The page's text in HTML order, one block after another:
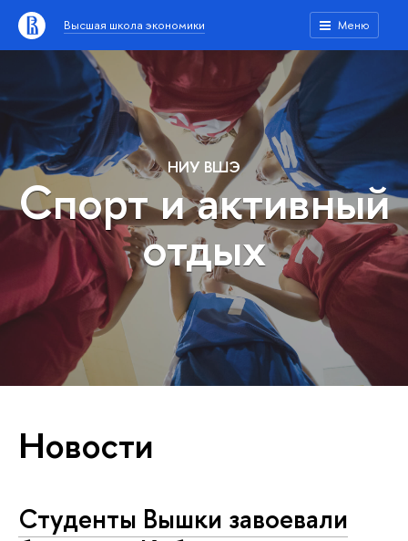
Высшая школа экономики Меню
НИУ ВШЭ
Спорт и активный
отдых
Новости
Студенты Вышки завоевали